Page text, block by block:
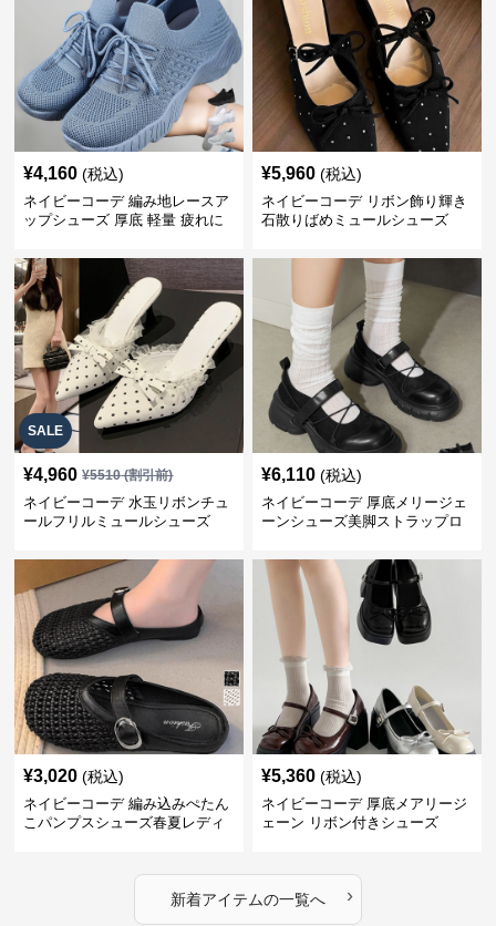
¥4,160 (税込)
ネイビーコーデ 編み地レースア
ップシューズ 厚底 軽量 疲れに
¥5,960 (税込)
ネイビーコーデ リボン飾り輝き
石散りばめミュールシューズ
SALE
¥4,960 ¥5510(割引前)
ネイビーコーデ 水玉リボンチュ
ールフリルミュールシューズ
¥6,110 (税込)
ネイビーコーデ 厚底メリージェ
ーンシューズ美脚ストラップロ
¥3,020 (税込)
ネイビーコーデ 編み込みぺたん
こパンプスシューズ春夏レディ
¥5,360 (税込)
ネイビーコーデ 厚底メアリージ
ェーン リボン付きシューズ
新着アイテムの一覧へ ›